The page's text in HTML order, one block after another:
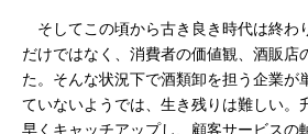
そしてこの頃から古き良き時代は終わ
だけではなく、消費者の価値観、酒販店
た。そんな状況下で酒類卸を担う企業が
ていないようでは、生き残りは難しい。
早くキャッチアップし、顧客サービスの